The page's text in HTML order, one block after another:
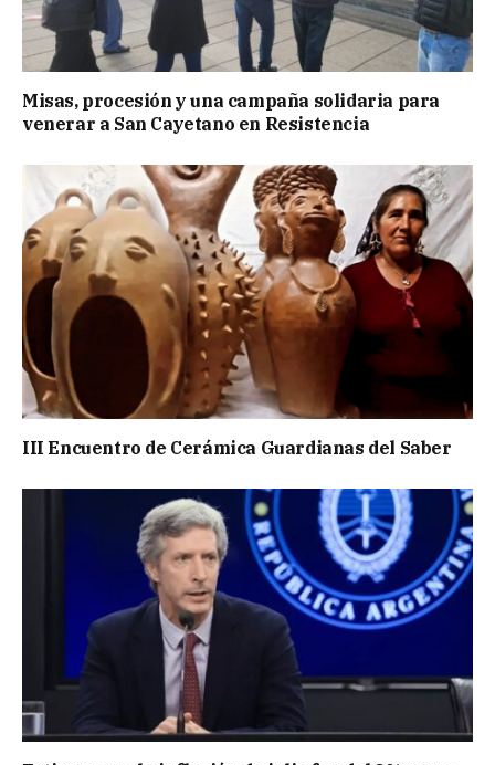
Misas, procesión y una campaña solidaria para
venerar a San Cayetano en Resistencia
III Encuentro de Cerámica Guardianas del Saber